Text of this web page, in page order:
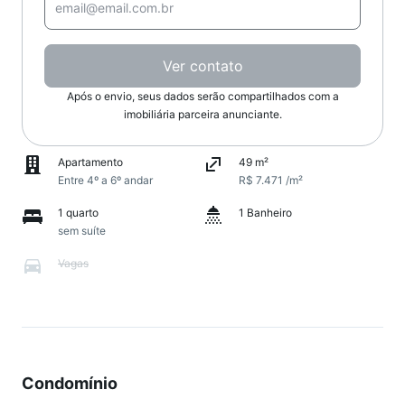
Ver contato
Após o envio, seus dados serão compartilhados com a
imobiliária parceira anunciante.
Apartamento
Entre 4º a 6º andar
49 m²
R$ 7.471 /m²
1 quarto
sem suíte
1 Banheiro
Vagas
Condomínio